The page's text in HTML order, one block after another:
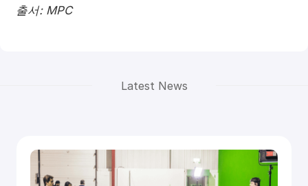
출서: MPC
Latest News